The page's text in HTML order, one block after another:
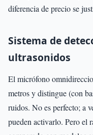
diferencia de precio se
Sistema de
ultrasonidos
El micrófono
metros y distingue (con
ruidos. No es perfecto; a
pueden activarlo. Pero el